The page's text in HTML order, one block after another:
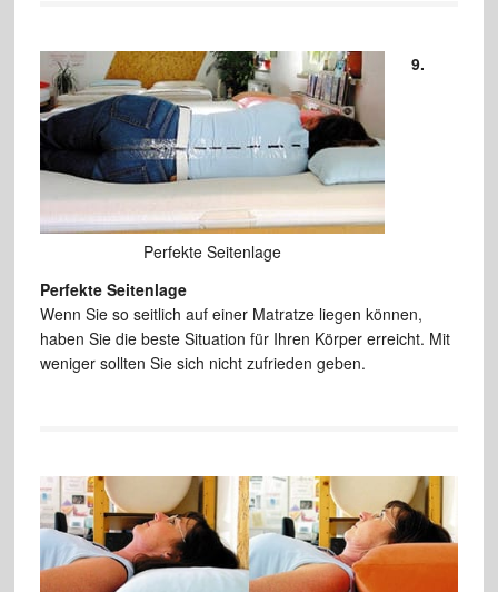
Perfekte Seitenlage
9.
Perfekte Seitenlage
Wenn Sie so seitlich auf einer Matratze liegen können,
haben Sie die beste Situation für Ihren Körper erreicht. Mit
weniger sollten Sie sich nicht zufrieden geben.